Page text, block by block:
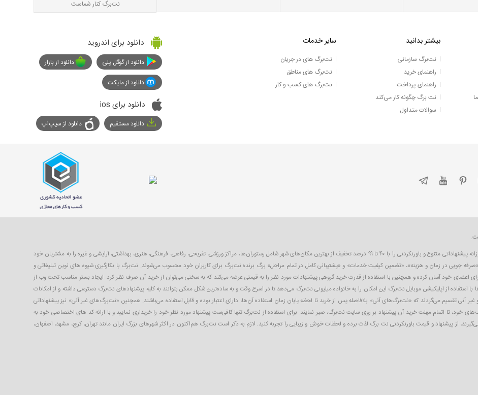
نت‌برگ کنار شماست
دانلود برای اندروید
دانلود از گوگل پلی
دانلود از بازار
دانلود از مایکت
دانلود برای ios
دانلود مستقیم دانلود از سیپ‌اپ
بیشتر بدانید
نت‌برگ سازمانی
راهنمای خرید
راهنمای پرداخت
نت برگ چگونه کار می‌کند
سوالات متداول
سایر خدمات
نت‌برگ های در جریان
نت‌برگ های مناطق
نت‌برگ های کسب و کار
نت‌برگ اولین و بزرگترین سایت تخفیف گروهی در ایران است که به صورت روزانه پیشنهاداتی متنوع و باورنکردنی را با ۴۰ تا ۹۹ درصد تخفیف از بهترین مکان‌های شهر شامل رستوران‌ها، مراکز ورزشی، تفریحی، رفاهی، فرهنگی، هنری، بهداشتی، آرایشی و غیره را به مشتریان خود
جویی در زمان و هزینه»، «تضمین کیفیت خدمات» و «پشتیبانی کامل در تمام مراحل» برگ برنده نت‌برگ برای کاربران خود محسوب می‌شوند. نت‌برگ با بکارگیری شیوه های نوین تبلیغاتی و
برای اعضای خود آسان کرده و همچنین با استفاده از قدرت خرید گروهی پیشنهادات مورد نظر را به قیمتی عرضه می‌کند که به سختی می‌توان از خرید آن صرف نظر کرد. ایجاد بستر مناسب تحت وب از
از اپلیکیشن موبایل نت‌برگ این امکان را به خانواده میلیونی نت‌برگ می‌دهد تا در اسرع وقت و به ساده‌ترین شکل ممکن بتوانند به کلیه پیشنهادهای نت‌برگ دسترسی داشته و از امکانات
آنی تقسیم می‌گردند که «نت‌برگ‌های آنی» بلافاصله پس از خرید تا لحظه پایان زمان استفاده آن‌ها، دارای اعتبار بوده و قابل استفاده می‌باشند. همچنین «نت‌برگ‌های غیر آنی» نیز پیشنهاداتی
خود، تا اتمام مهلت خرید آن پیشنهاد بر روی سایت نت‌برگ، صبر نمایند. برای استفاده از نت‌برگ تنها کافی‌ست پیشنهاد مورد نظر خود را خریداری نمایید و با ارائه کد های اختصاصی خود به
از پیشنهاد و قیمت باورنکردنی نت ‌برگ لذت برده و لحظات خوش و زیبایی را تجربه کنید. لازم به ذکر است نت‌برگ هم‌اکنون در اکثر شهرهای بزرگ ایران مانند تهران، کرج، مشهد، اصفهان،